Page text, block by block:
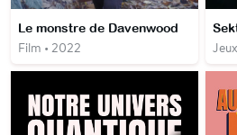
Le monstre de Davenwood
Film • 2022